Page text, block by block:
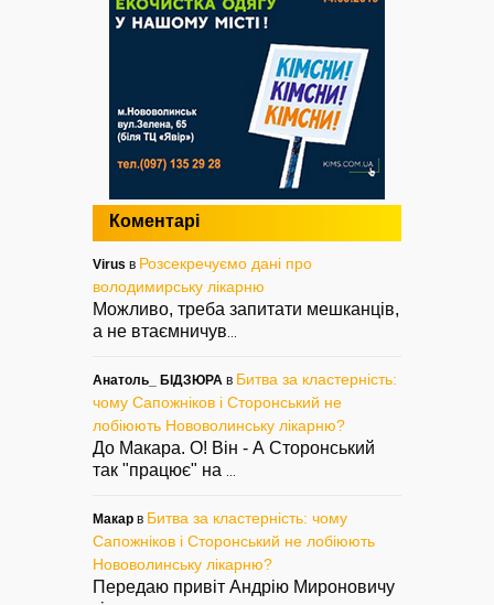
Коментарі
Virus в Розсекречуємо дані про
володимирську лікарню
Можливо, треба запитати мешканців,
а не втаємничув
Анатоль_ БІДЗЮРА в Битва за кластерність:
чому Сапожніков і Сторонський не
лобіюють Нововолинську лікарню?
До Макара. О! Він - А Сторонський
так "працює" на
Макар в Битва за кластерність: чому
Сапожніков і Сторонський не лобіюють
Нововолинську лікарню?
Передаю привіт Андрію Мироновичу